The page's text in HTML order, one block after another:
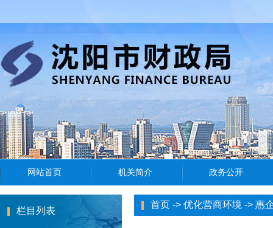
栏目列表
首页 -> 优化营商环境 -> 惠